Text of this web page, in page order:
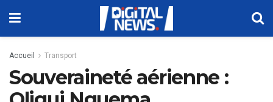
Accueil Transport
Souveraineté aérienne :